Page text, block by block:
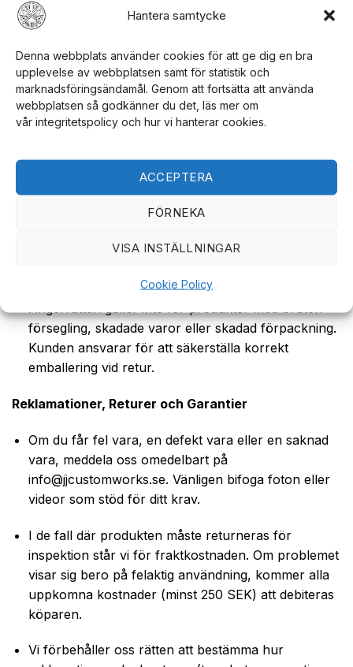
Hantera samtycke
Denna webbplats använder cookies för att ge dig en bra
upplevelse av webbplatsen samt för statistik och
marknadsföringsändamål. Genom att fortsätta att använda
webbplatsen så godkänner du det, läs mer om
vår integritetspolicy och hur vi hanterar cookies.
ACCEPTERA
FÖRNEKA
VISA INSTÄLLNINGAR
Cookie Policy
Ångerrätt
En ångerrätt på 14 dagar gäller för alla köp, räknat
från det datum varan mottas. För att avbryta ett
köp, meddela oss via e-post på
info@jjcustomworks.se.
Returer utan föregående godkännande kan komma
Kunden ansvarar för returkostnaden.
betalningsmetod som ursprungligen användes. Alla
Ångerrätten gäller inte för produkter med bruten
försegling, skadade varor eller skadad förpackning.
Kunden ansvarar för att säkerställa korrekt
emballering vid retur.
Reklamationer, Returer och Garantier
Om du får fel vara, en defekt vara eller en saknad
vara, meddela oss omedelbart på
info@jjcustomworks.se. Vänligen bifoga foton eller
videor som stöd för ditt krav.
I de fall där produkten måste returneras för
inspektion står vi för fraktkostnaden. Om problemet
visar sig bero på felaktig användning, kommer alla
uppkomna kostnader (minst 250 SEK) att debiteras
köparen.
Vi förbehåller oss rätten att bestämma hur